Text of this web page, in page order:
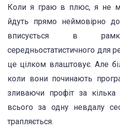
Коли я граю в плюс, я не
йдуть прямо неймовірно
вписується в
середньостатистичного для
це цілком влаштовує. Але
коли вони починають
зливаючи профіт за кілька
всього за одну невдалу
трапляється.